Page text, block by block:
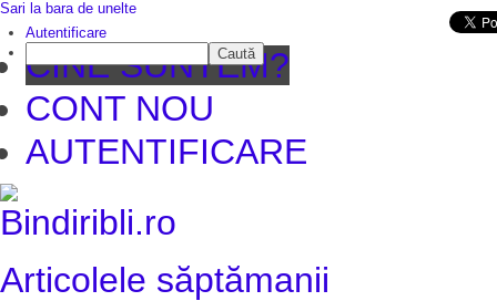
CINE SUNTEM?
CONT NOU
AUTENTIFICARE
Articolele săptămanii
Sari la bara de unelte
Autentificare
Caută